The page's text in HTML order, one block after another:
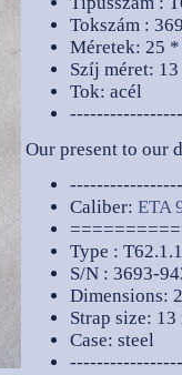
Tokszám :
Méretek: 25
Szíj méret: 13
Tok: acél
Our present to our
Caliber: ETA
Type :
S/N : 3693-
Dimensions:
Strap size: 13
Case: steel